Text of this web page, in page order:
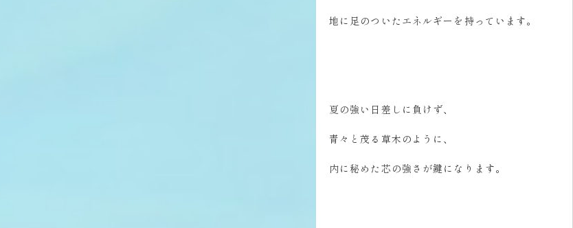
地に足のついたエネルギーを持っています。
夏の強い日差しに負けず、
青々と茂る草木のように、
内に秘めた芯の強さが鍵になります。